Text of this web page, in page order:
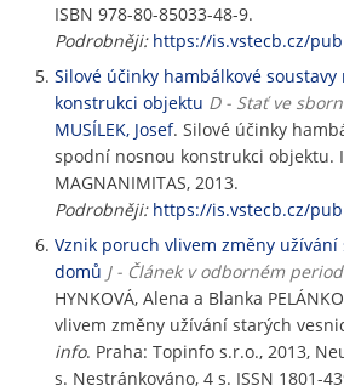
ISBN 978-80-85033-48-9.
Podrobněji: https://is.vstecb.cz/
Silové účinky hambálkové
konstrukci objektu D - Stať ve
MUSÍLEK, Josef. Silové účinky
spodní nosnou konstrukci objektu.
MAGNANIMITAS, 2013.
Podrobněji: https://is.vstecb.cz/
Vznik poruch vlivem změny užívání
domů J - Článek v odborném
HYNKOVÁ, Alena a Blanka
vlivem změny užívání starých
info. Praha: Topinfo s.r.o., 2013,
s. Nestránkováno, 4 s. ISSN 1801-